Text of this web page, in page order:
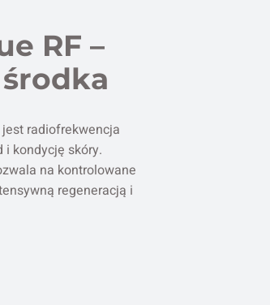
RF –
radiofrekwencja
i kondycję skóry.
na kontrolowane
regeneracją i